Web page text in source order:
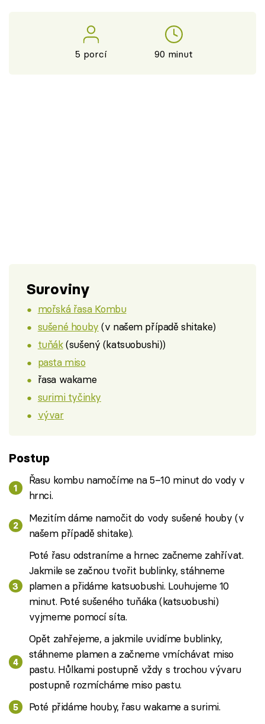
5 porcí 90 minut
Suroviny
mořská řasa Kombu
sušené houby (v našem případě shitake)
tuňák(sušený (katsuobushi))
pasta miso
řasa wakame
surimi tyčinky
vývar
Postup
Řasu kombu namočíme na 5–10 minut do vody v
hrnci.
Mezitím dáme namočit do vody sušené houby (v
našem případě shitake).
Poté řasu odstraníme a hrnec začneme zahřívat.
Jakmile se začnou tvořit bublinky, stáhneme
plamen a přidáme katsuobushi. Louhujeme 10
minut. Poté sušeného tuňáka (katsuobushi)
vyjmeme pomocí síta.
Opět zahřejeme, a jakmile uvidíme bublinky,
stáhneme plamen a začneme vmíchávat miso
pastu. Hůlkami postupně vždy s trochou vývaru
postupně rozmícháme miso pastu.
Poté přidáme houby, řasu wakame a surimi.